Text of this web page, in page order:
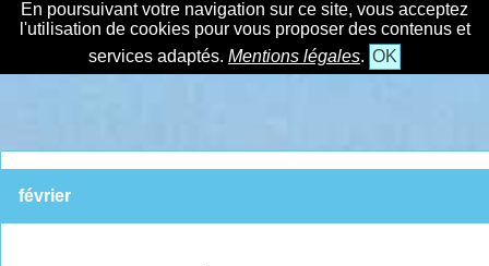
En poursuivant votre navigation sur ce site, vous acceptez
l'utilisation de cookies pour vous proposer des contenus et
services adaptés. Mentions légales. OK
février